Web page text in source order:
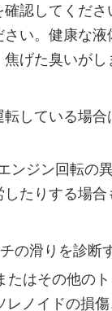
認してくだ
い。健康な
げた臭いがし
している場
ンジン回転の
たりする場合
の滑りを診断
たはその他の
ノイドの損